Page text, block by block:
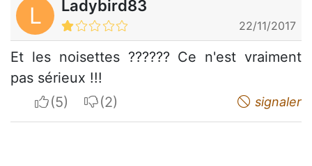
L Ladybird83
22/11/2017
Et les noisettes ?????? Ce n'est vraiment
pas sérieux !!!
I apreciateI do not appreciate signaler